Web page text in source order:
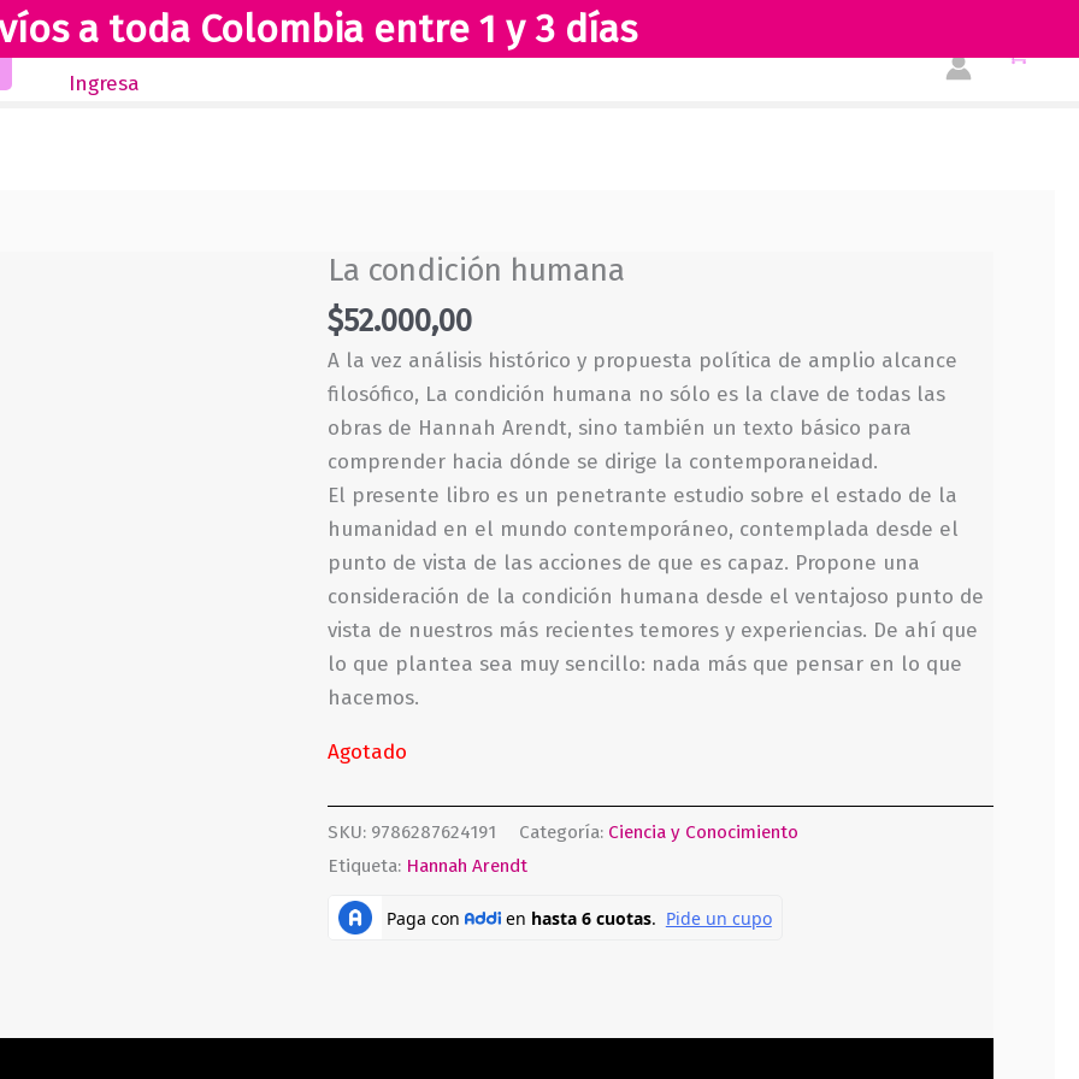
a toda Colombia entre 1 y 3 días
Inicio Novedades Revista Club Lectores Tienda
Ingresa
La condición humana
$52.000,00
A la vez análisis histórico y propuesta política de amplio alcance
filosófico, La condición humana no sólo es la clave de todas las
obras de Hannah Arendt, sino también un texto básico para
comprender hacia dónde se dirige la contemporaneidad.
El presente libro es un penetrante estudio sobre el estado de la
humanidad en el mundo contemporáneo, contemplada desde el
punto de vista de las acciones de que es capaz. Propone una
consideración de la condición humana desde el ventajoso punto de
vista de nuestros más recientes temores y experiencias. De ahí que
lo que plantea sea muy sencillo: nada más que pensar en lo que
hacemos.
Agotado
SKU: 9786287624191 Categoría: Ciencia y Conocimiento
Etiqueta: Hannah Arendt